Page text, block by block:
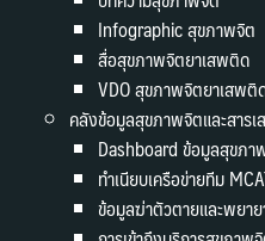
Infographic สุขภาพจิต
สื่อสุขภาพจิตยาเสพติด
VDO สุขภาพจิตยาเสพติ
คลังข้อมูลสุขภาพจิตและสาร
Dashboard ข้อมูลสุขภา
ทำเนียบเครือข่ายทีม
ข้อมูลฆ่าตัวตายและพยา